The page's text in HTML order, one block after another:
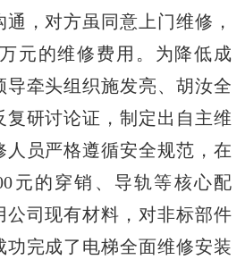
，对方虽同意上门维修，
元的维修费用。为降低成
导牵头组织施发亮、胡汝全
复研讨论证，制定出自主维
人员严格遵循安全规范，在
元的穿销、导轨等核心配
公司现有材料，对非标部件
功完成了电梯全面维修安装